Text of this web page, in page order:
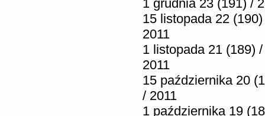
1 grudnia 23 (191) /
15 listopada 22
2011
1 listopada 21 (189) /
2011
15 października 20
/ 2011
1 października 19